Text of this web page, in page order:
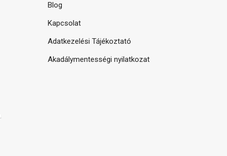
Blog
Kapcsolat
Adatkezelési Tájékoztató
Akadálymentességi nyilatkozat